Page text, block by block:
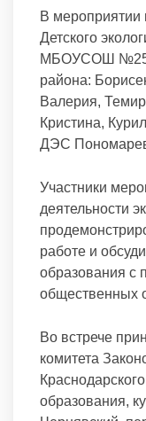
В мероприятии
Детского
МБОУСОШ №25
района:
Валерия,
Кристина,
ДЭС
Участники
деятельности
работе и
образования с
общественных
Во встрече
комитета
образования,